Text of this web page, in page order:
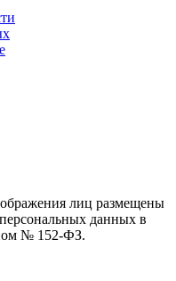
лиц размещены
данных в
№ 152-ФЗ.